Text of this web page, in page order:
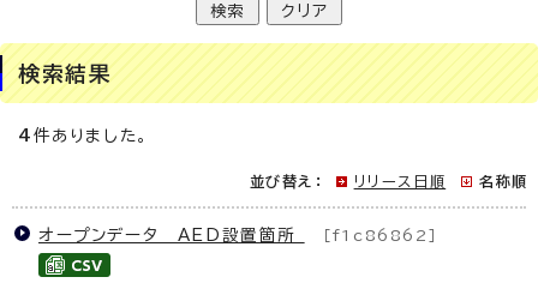
検索結果
4 件ありました。
並び替え： リリース日順 名称順
オープンデータ AED設置箇所 ［f1c86862］